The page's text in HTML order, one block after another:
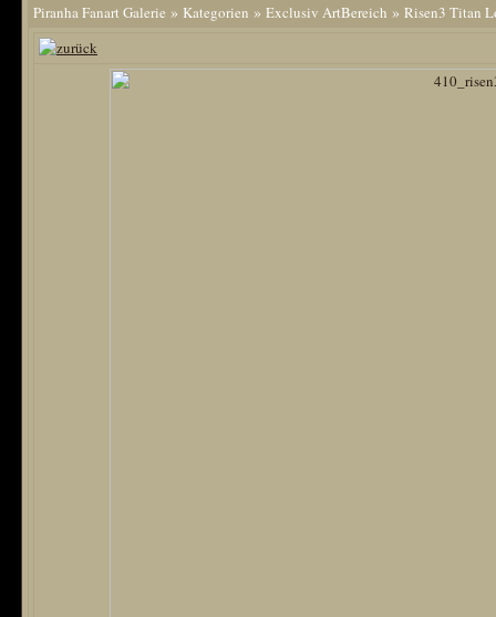
Piranha Fanart Galerie » Kategorien » Exclusiv ArtBereich » Risen3 Titan